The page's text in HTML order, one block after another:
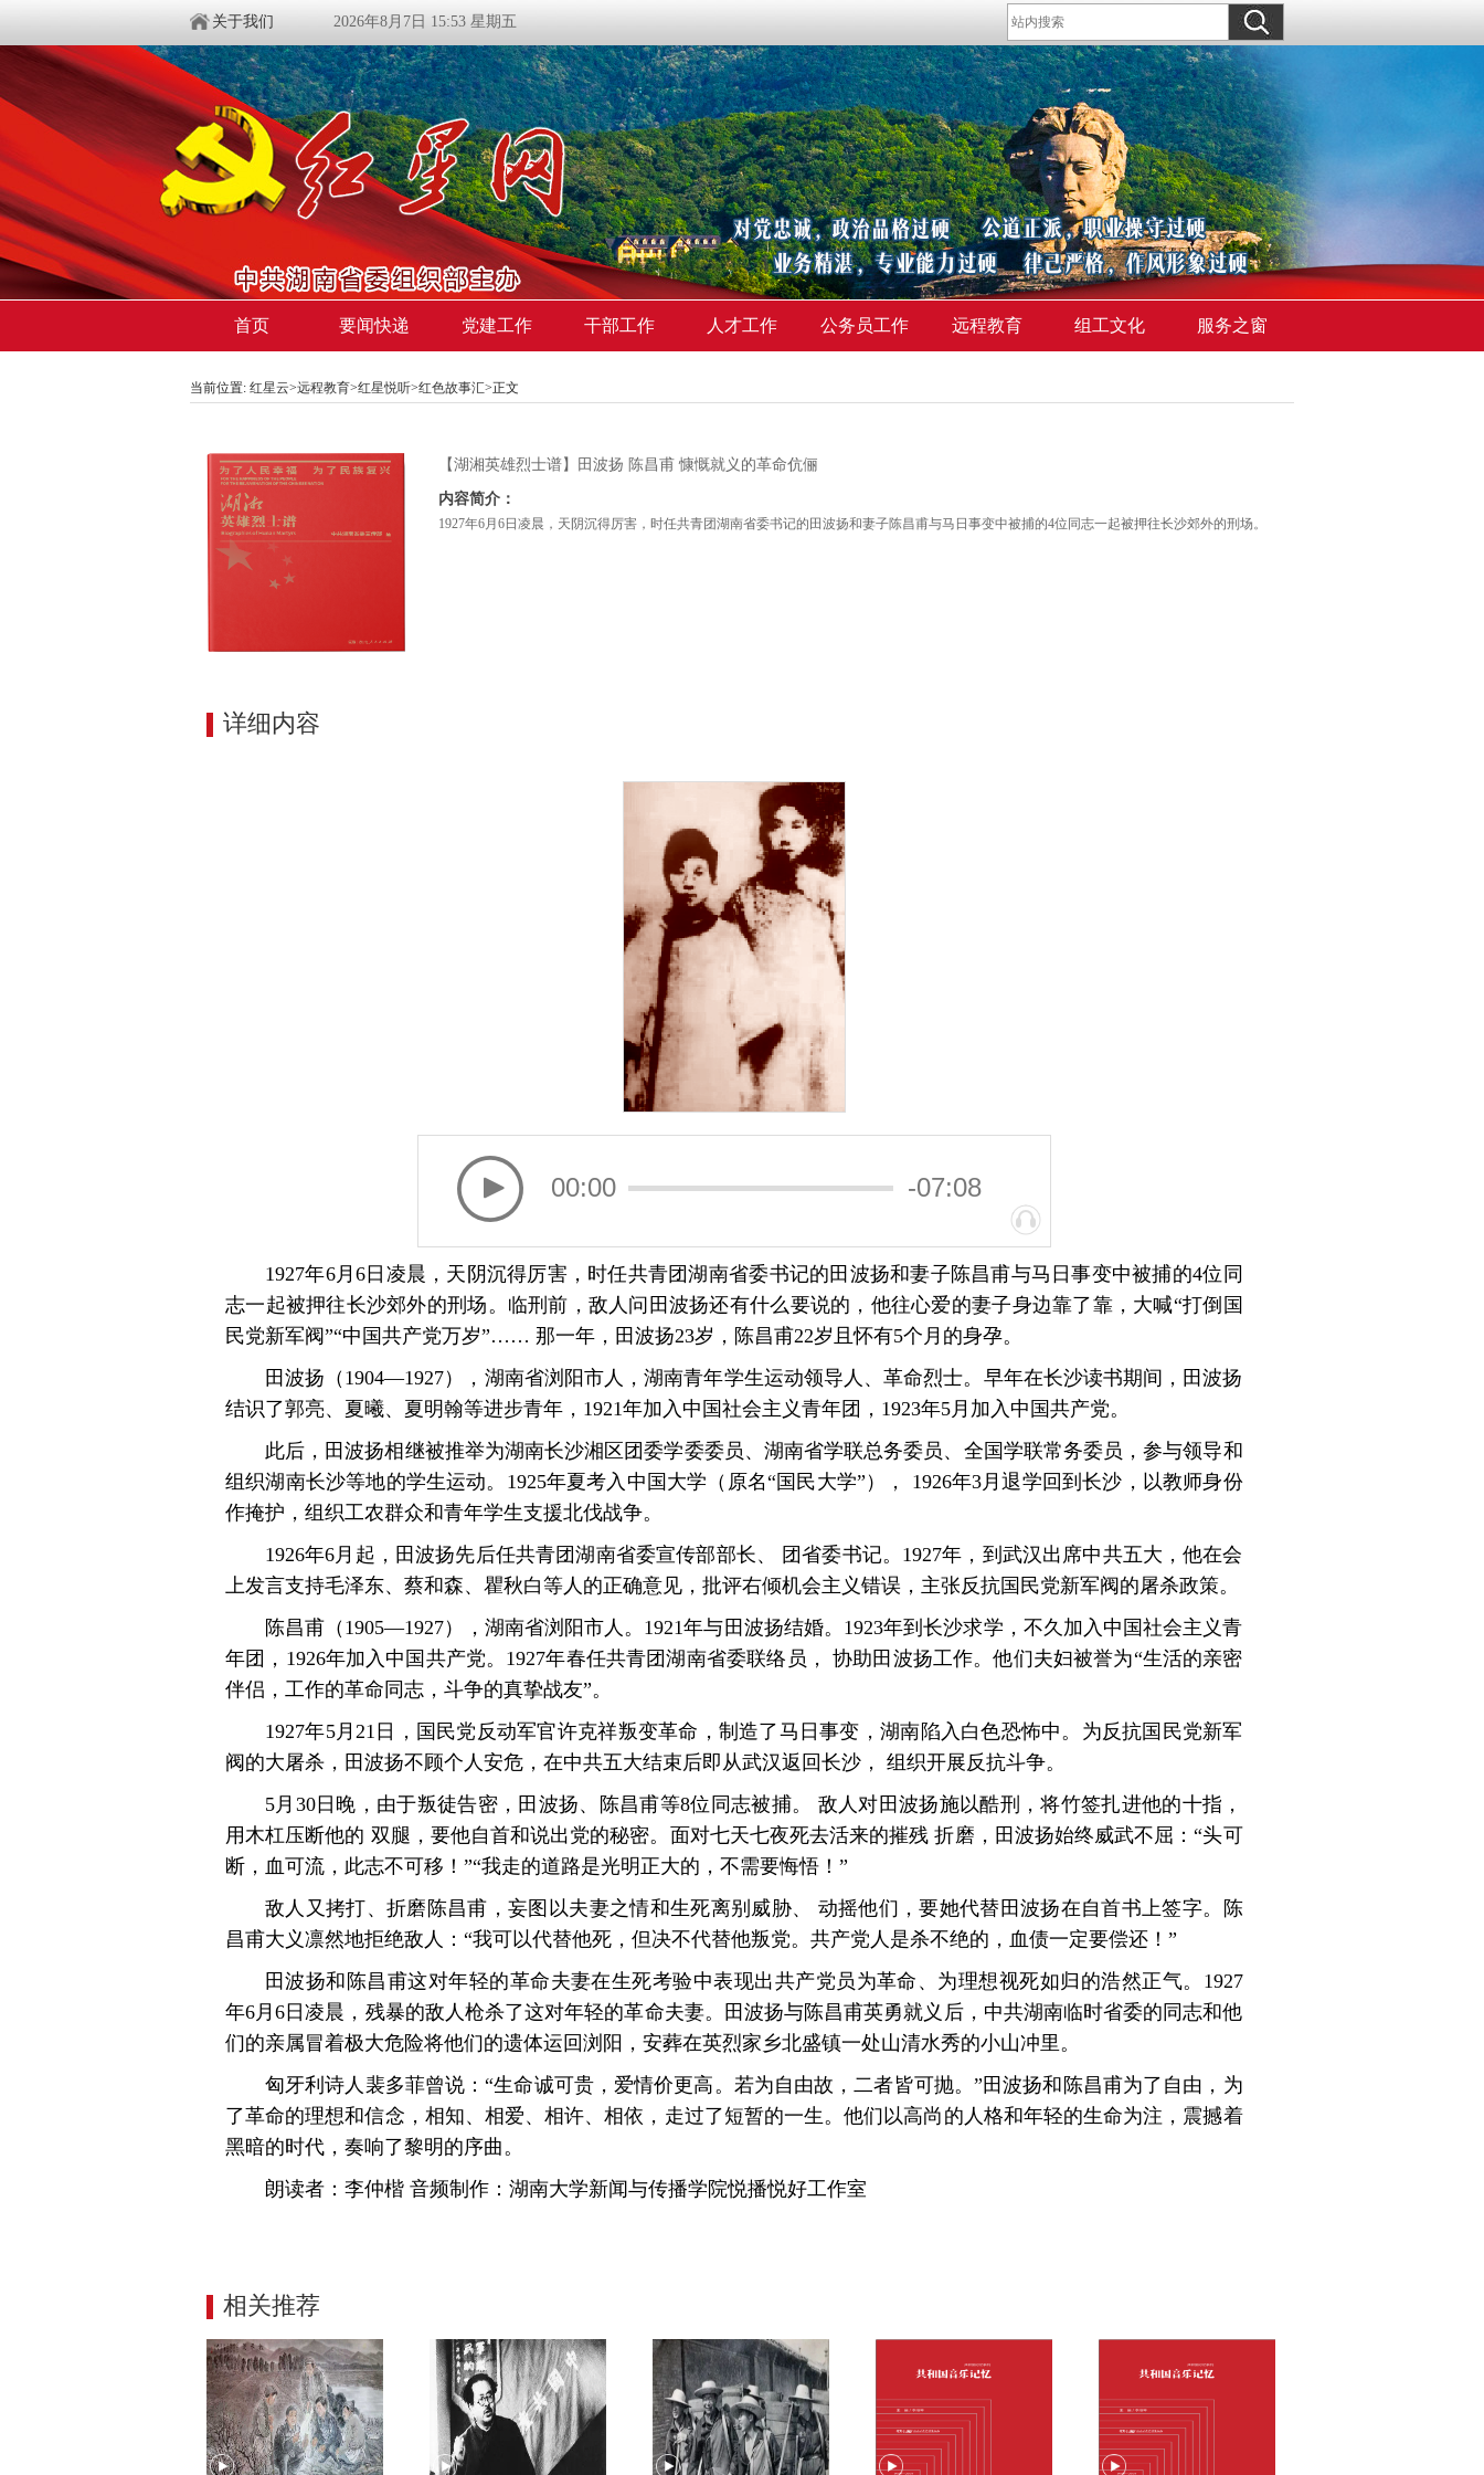
关于我们 2026年8月7日 15:53 星期五
首页 要闻快递 党建工作 干部工作 人才工作 公务员工作 远程教育 组工文化 服务之窗
当前位置: 红星云>远程教育>红星悦听>红色故事汇>正文
【湖湘英雄烈士谱】田波扬 陈昌甫 慷慨就义的革命伉俪
内容简介：
1927年6月6日凌晨，天阴沉得厉害，时任共青团湖南省委书记的田波扬和妻子陈昌甫与马日事变中被捕的4位同志一起被押往长沙郊外的刑场。
详细内容
00:00 -07:08
1927年6月6日凌晨，天阴沉得厉害，时任共青团湖南省委书记的田波扬和妻子陈昌甫与马日事变中被捕的4位同
志一起被押往长沙郊外的刑场。临刑前，敌人问田波扬还有什么要说的，他往心爱的妻子身边靠了靠，大喊“打倒国
民党新军阀”“中国共产党万岁”…… 那一年，田波扬23岁，陈昌甫22岁且怀有5个月的身孕。
田波扬（1904—1927），湖南省浏阳市人，湖南青年学生运动领导人、革命烈士。早年在长沙读书期间，田波扬
结识了郭亮、夏曦、夏明翰等进步青年，1921年加入中国社会主义青年团，1923年5月加入中国共产党。
此后，田波扬相继被推举为湖南长沙湘区团委学委委员、湖南省学联总务委员、全国学联常务委员，参与领导和
组织湖南长沙等地的学生运动。1925年夏考入中国大学（原名“国民大学”）， 1926年3月退学回到长沙，以教师身份
作掩护，组织工农群众和青年学生支援北伐战争。
1926年6月起，田波扬先后任共青团湖南省委宣传部部长、 团省委书记。1927年，到武汉出席中共五大，他在会
上发言支持毛泽东、蔡和森、瞿秋白等人的正确意见，批评右倾机会主义错误，主张反抗国民党新军阀的屠杀政策。
陈昌甫（1905—1927），湖南省浏阳市人。1921年与田波扬结婚。1923年到长沙求学，不久加入中国社会主义青
年团，1926年加入中国共产党。1927年春任共青团湖南省委联络员， 协助田波扬工作。他们夫妇被誉为“生活的亲密
伴侣，工作的革命同志，斗争的真挚战友”。
1927年5月21日，国民党反动军官许克祥叛变革命，制造了马日事变，湖南陷入白色恐怖中。为反抗国民党新军
阀的大屠杀，田波扬不顾个人安危，在中共五大结束后即从武汉返回长沙， 组织开展反抗斗争。
5月30日晚，由于叛徒告密，田波扬、陈昌甫等8位同志被捕。 敌人对田波扬施以酷刑，将竹签扎进他的十指，
用木杠压断他的 双腿，要他自首和说出党的秘密。面对七天七夜死去活来的摧残 折磨，田波扬始终威武不屈：“头可
断，血可流，此志不可移！”“我走的道路是光明正大的，不需要悔悟！”
敌人又拷打、折磨陈昌甫，妄图以夫妻之情和生死离别威胁、 动摇他们，要她代替田波扬在自首书上签字。陈
昌甫大义凛然地拒绝敌人：“我可以代替他死，但决不代替他叛党。共产党人是杀不绝的，血债一定要偿还！”
田波扬和陈昌甫这对年轻的革命夫妻在生死考验中表现出共产党员为革命、为理想视死如归的浩然正气。1927
年6月6日凌晨，残暴的敌人枪杀了这对年轻的革命夫妻。田波扬与陈昌甫英勇就义后，中共湖南临时省委的同志和他
们的亲属冒着极大危险将他们的遗体运回浏阳，安葬在英烈家乡北盛镇一处山清水秀的小山冲里。
匈牙利诗人裴多菲曾说：“生命诚可贵，爱情价更高。若为自由故，二者皆可抛。”田波扬和陈昌甫为了自由，为
了革命的理想和信念，相知、相爱、相许、相依，走过了短暂的一生。他们以高尚的人格和年轻的生命为注，震撼着
黑暗的时代，奏响了黎明的序曲。
朗读者：李仲楷 音频制作：湖南大学新闻与传播学院悦播悦好工作室
相关推荐